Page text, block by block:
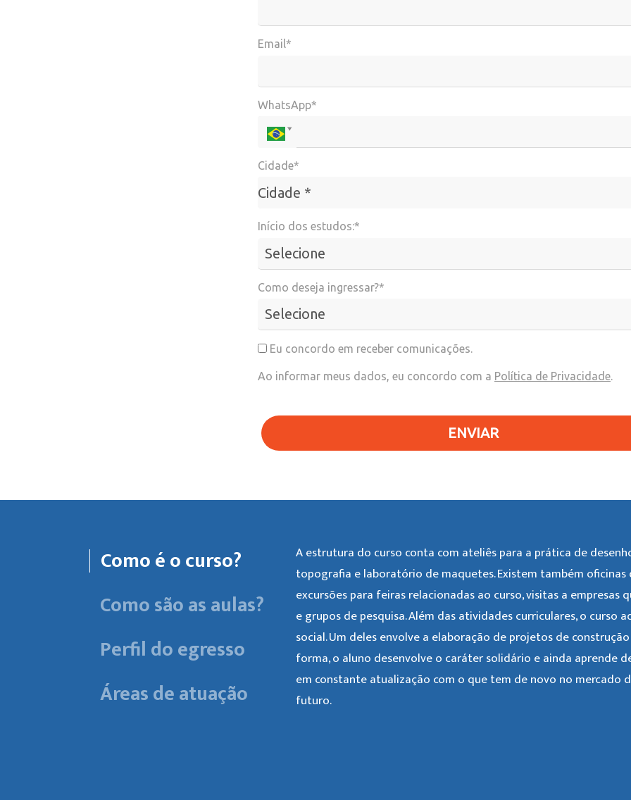
Email*
WhatsApp*
Cidade*
Cidade *
Cidade*
Início dos estudos:*
Como deseja ingressar?*
Eu concordo em receber comunicações.
Ao informar meus dados, eu concordo com a Política de Privacidade.
ENVIAR
Como é o curso?
Como são as aulas?
Perfil do egresso
Áreas de atuação
A estrutura do curso conta com ateliês para a prática de
topografia e laboratório de maquetes. Existem também
excursões para feiras relacionadas ao curso, visitas a
e grupos de pesquisa. Além das atividades curriculares, o
social. Um deles envolve a elaboração de projetos de
forma, o aluno desenvolve o caráter solidário e ainda aprende
em constante atualização com o que tem de novo no mercado
futuro.